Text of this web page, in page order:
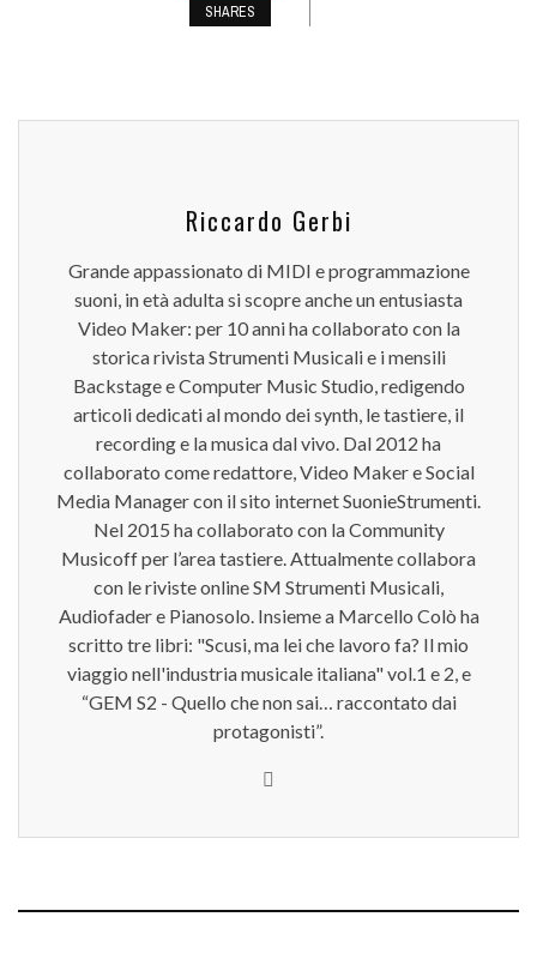
SHARES
Riccardo Gerbi
Grande appassionato di MIDI e programmazione
suoni, in età adulta si scopre anche un entusiasta
Video Maker: per 10 anni ha collaborato con la
storica rivista Strumenti Musicali e i mensili
Backstage e Computer Music Studio, redigendo
articoli dedicati al mondo dei synth, le tastiere, il
recording e la musica dal vivo. Dal 2012 ha
collaborato come redattore, Video Maker e Social
Media Manager con il sito internet SuonieStrumenti.
Nel 2015 ha collaborato con la Community
Musicoff per l’area tastiere. Attualmente collabora
con le riviste online SM Strumenti Musicali,
Audiofader e Pianosolo. Insieme a Marcello Colò ha
scritto tre libri: "Scusi, ma lei che lavoro fa? Il mio
viaggio nell'industria musicale italiana" vol.1 e 2, e
“GEM S2 - Quello che non sai… raccontato dai
protagonisti”.